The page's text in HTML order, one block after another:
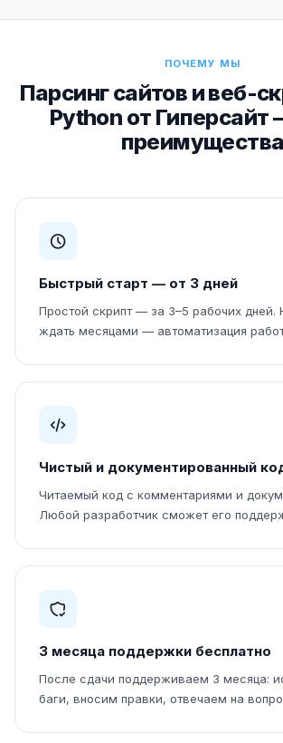
ПОЧЕМУ МЫ
Парсинг сайтов и веб-
Python от
преимущества
Быстрый старт — от 3 дней
Простой скрипт — за 3–5 рабочих дней.
ждать месяцами — автоматизация
Чистый и документированный
Читаемый код с комментариями и
Любой разработчик сможет его
3 месяца поддержки бесплатно
После сдачи поддерживаем 3 месяца:
баги, вносим правки, отвечаем на